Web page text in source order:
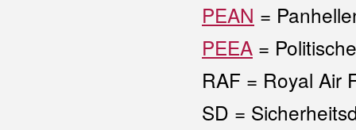
PEAN =
PEEA =
RAF = Royal Air
SD =